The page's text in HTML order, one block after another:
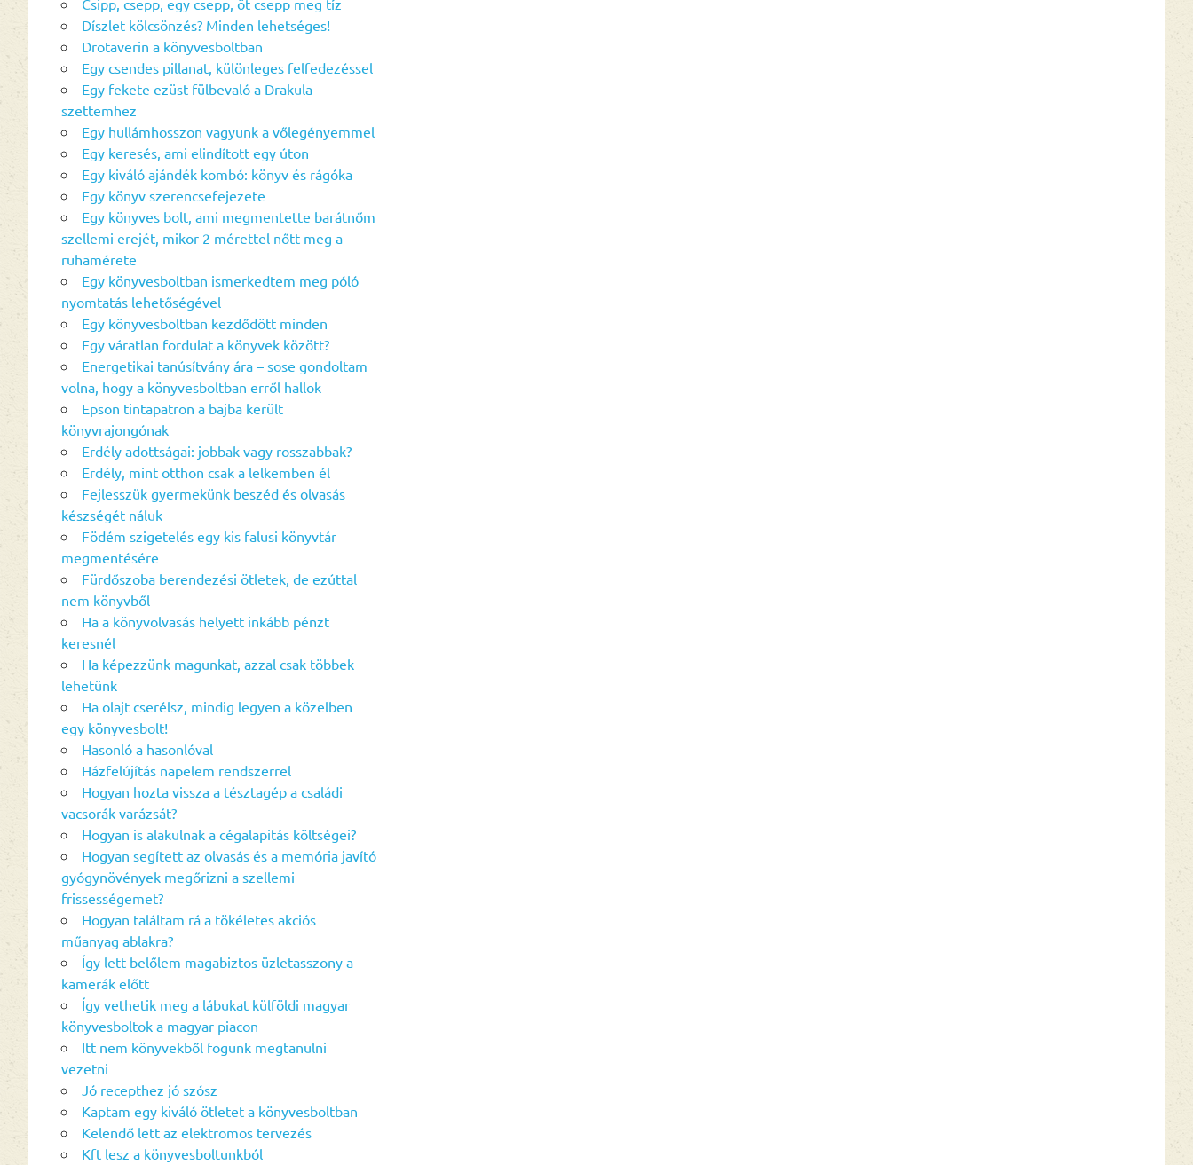
Csipp, csepp, egy csepp, öt csepp meg tíz
Díszlet kölcsönzés? Minden lehetséges!
Drotaverin a könyvesboltban
Egy csendes pillanat, különleges felfedezéssel
Egy fekete ezüst fülbevaló a Drakula-
szettemhez
Egy hullámhosszon vagyunk a vőlegényemmel
Egy keresés, ami elindított egy úton
Egy kiváló ajándék kombó: könyv és rágóka
Egy könyv szerencsefejezete
Egy könyves bolt, ami megmentette barátnőm
szellemi erejét, mikor 2 mérettel nőtt meg a
ruhamérete
Egy könyvesboltban ismerkedtem meg póló
nyomtatás lehetőségével
Egy könyvesboltban kezdődött minden
Egy váratlan fordulat a könyvek között?
Energetikai tanúsítvány ára – sose gondoltam
volna, hogy a könyvesboltban erről hallok
Epson tintapatron a bajba került
könyvrajongónak
Erdély adottságai: jobbak vagy rosszabbak?
Erdély, mint otthon csak a lelkemben él
Fejlesszük gyermekünk beszéd és olvasás
készségét náluk
Födém szigetelés egy kis falusi könyvtár
megmentésére
Fürdőszoba berendezési ötletek, de ezúttal
nem könyvből
Ha a könyvolvasás helyett inkább pénzt
keresnél
Ha képezzünk magunkat, azzal csak többek
lehetünk
Ha olajt cserélsz, mindig legyen a közelben
egy könyvesbolt!
Hasonló a hasonlóval
Házfelújítás napelem rendszerrel
Hogyan hozta vissza a tésztagép a családi
vacsorák varázsát?
Hogyan is alakulnak a cégalapitás költségei?
Hogyan segített az olvasás és a memória javító
gyógynövények megőrizni a szellemi
frissességemet?
Hogyan találtam rá a tökéletes akciós
műanyag ablakra?
Így lett belőlem magabiztos üzletasszony a
kamerák előtt
Így vethetik meg a lábukat külföldi magyar
könyvesboltok a magyar piacon
Itt nem könyvekből fogunk megtanulni
vezetni
Jó recepthez jó szósz
Kaptam egy kiváló ötletet a könyvesboltban
Kelendő lett az elektromos tervezés
Kft lesz a könyvesboltunkból